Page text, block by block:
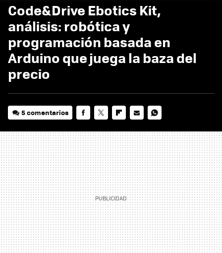
Code&Drive Ebotics Kit,
análisis: robótica y
programación basada en
Arduino que juega la baza del
precio
5 comentarios
MAIL